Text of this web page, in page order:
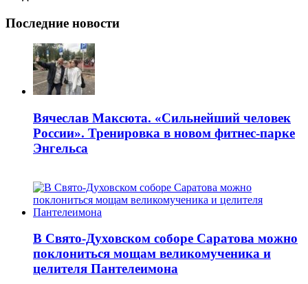
Последние новости
Вячеслав Максюта. «Сильнейший человек
России». Тренировка в новом фитнес-парке
Энгельса
В Свято-Духовском соборе Саратова можно
поклониться мощам великомученика и
целителя Пантелеимона